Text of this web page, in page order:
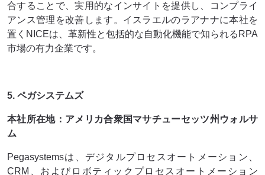
合することで、実用的なインサイトを提供し、コンプライ
アンス管理を改善します。イスラエルのラアナナに本社を
置くNICEは、革新性と包括的な自動化機能で知られるRPA
市場の有力企業です。
5. ペガシステムズ
本社所在地：アメリカ合衆国マサチューセッツ州ウォルサ
ム
Pegasystemsは、デジタルプロセスオートメーション、
CRM、およびロボティックプロセスオートメーション